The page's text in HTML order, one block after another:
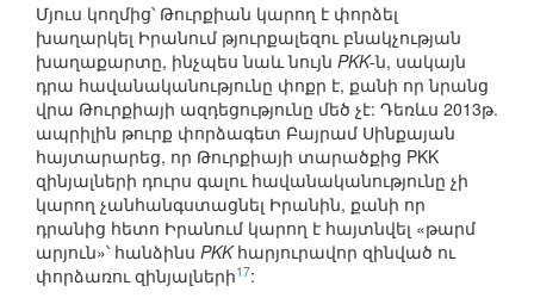
Մյուս կողմից՝ Թուրքիան կարող է փորձել
խաղարկել Իրանում թյուրքալեզու բնակչության
խաղաքարտը, ինչպես նաև նույն PKK-ն, սակայն
դրա հավանականությունը փոքր է, քանի որ նրանց
վրա Թուրքիայի ազդեցությունը մեծ չէ: Դեռևս 2013թ.
ապրիլին թուրք փորձագետ Բայրամ Սինքայան
հայտարարեց, որ Թուրքիայի տարածքից PKK
զինյալների դուրս գալու հավանականությունը չի
կարող չանհանգստացնել Իրանին, քանի որ
դրանից հետո Իրանում կարող է հայտնվել «թարմ
արյուն»՝ հանձինս PKKհարյուրավոր զինված ու
փորձառու զինյալների17: